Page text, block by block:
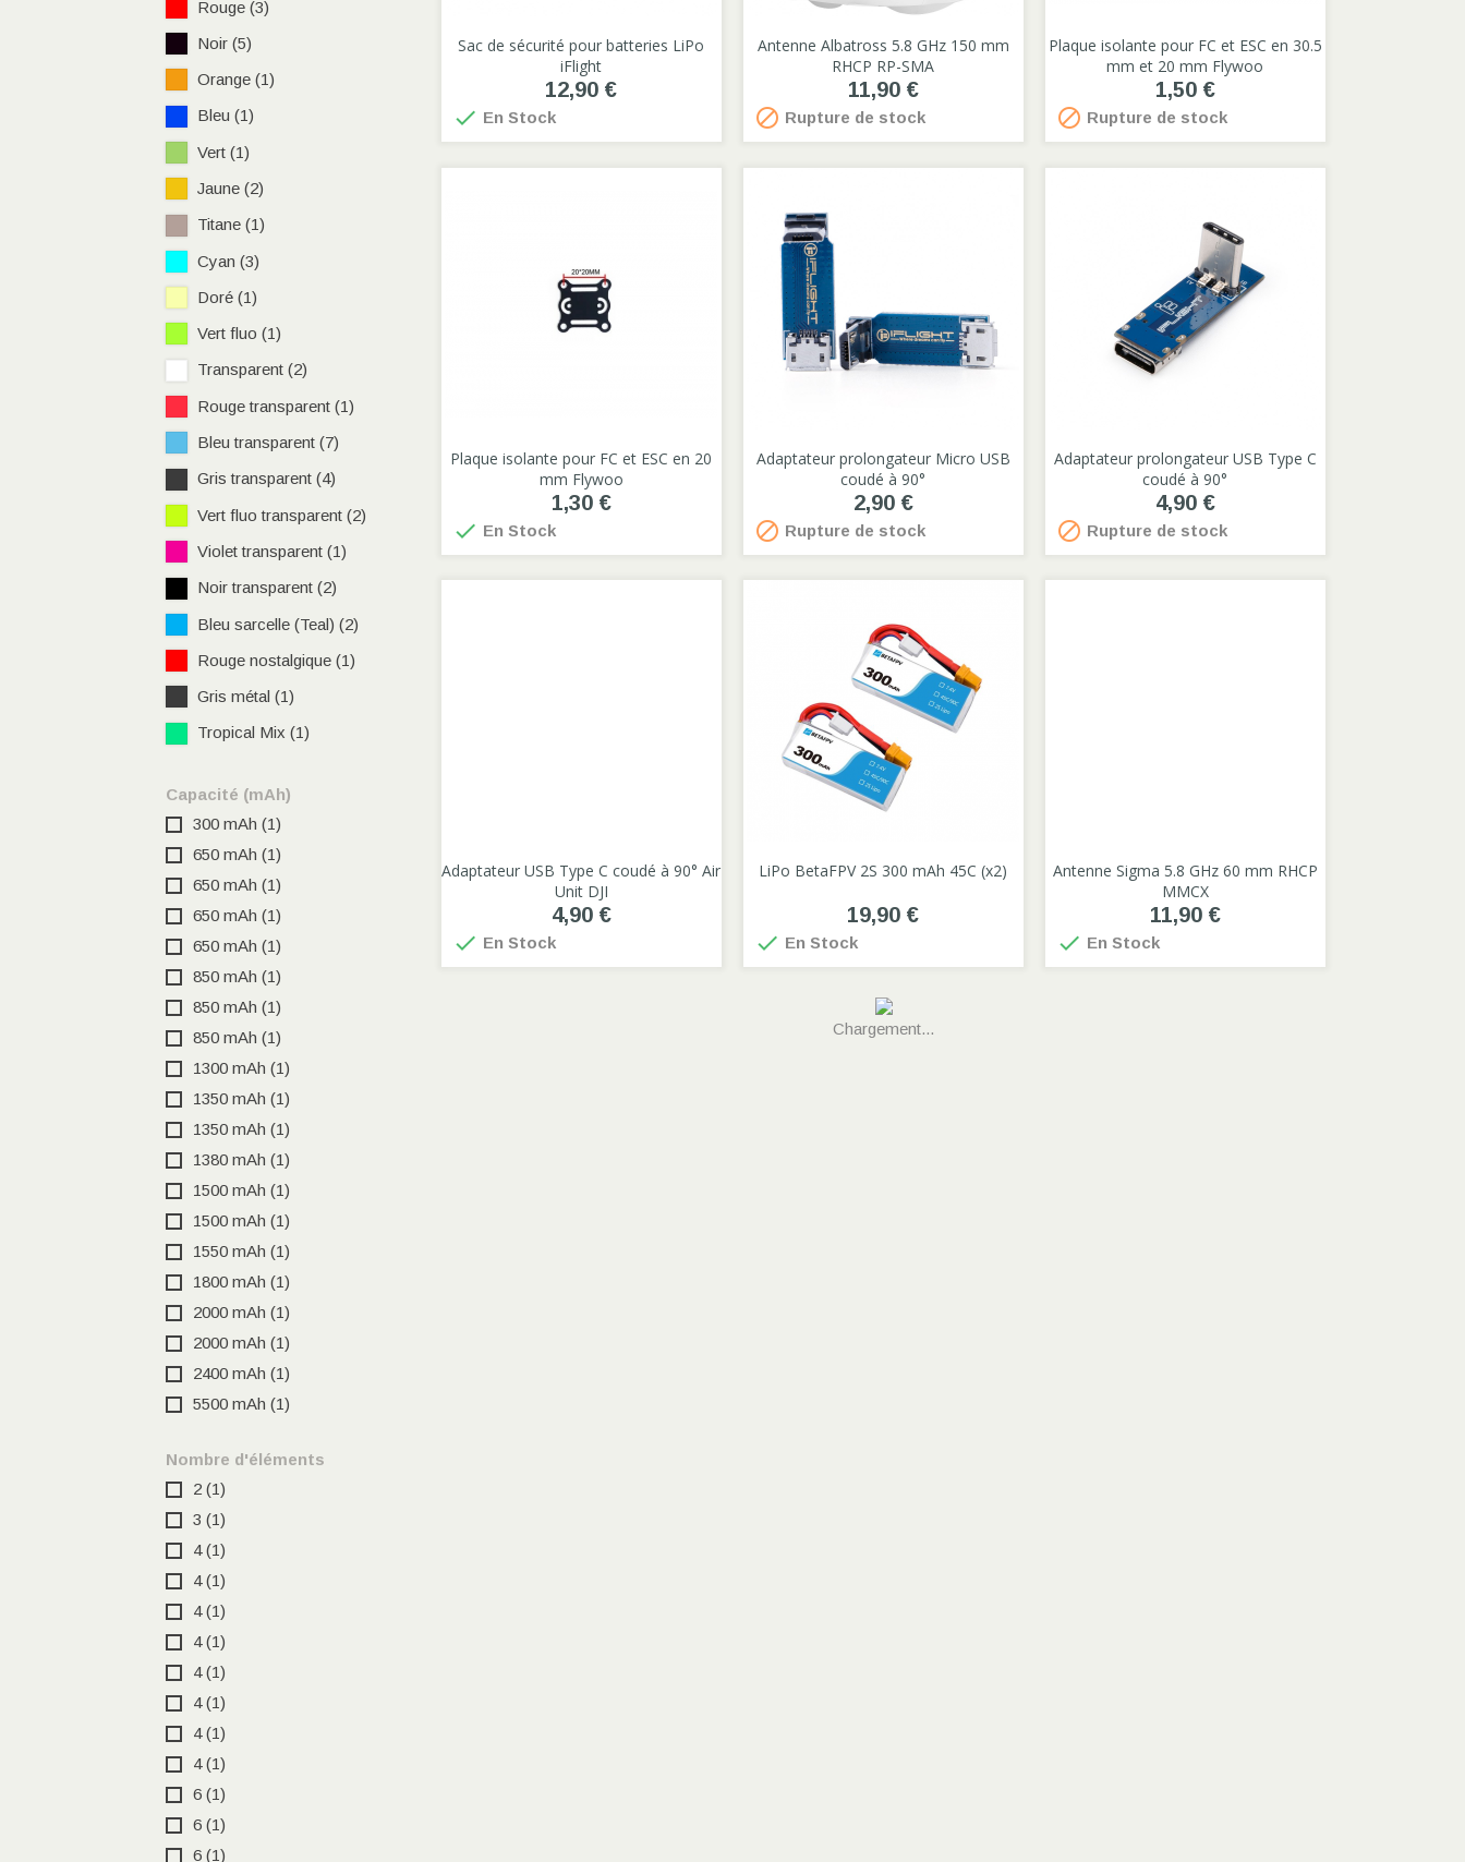
Rouge (3)
Noir (5)
Orange (1)
Bleu (1)
Vert (1)
Jaune (2)
Titane (1)
Cyan (3)
Doré (1)
Vert fluo (1)
Transparent (2)
Rouge transparent (1)
Bleu transparent (7)
Gris transparent (4)
Vert fluo transparent (2)
Violet transparent (1)
Noir transparent (2)
Bleu sarcelle (Teal) (2)
Rouge nostalgique (1)
Gris métal (1)
Tropical Mix (1)
Capacité (mAh)
300 mAh (1)
650 mAh (1)
650 mAh (1)
650 mAh (1)
650 mAh (1)
850 mAh (1)
850 mAh (1)
850 mAh (1)
1300 mAh (1)
1350 mAh (1)
1350 mAh (1)
1380 mAh (1)
1500 mAh (1)
1500 mAh (1)
1550 mAh (1)
1800 mAh (1)
2000 mAh (1)
2000 mAh (1)
2400 mAh (1)
5500 mAh (1)
Nombre d'éléments
2 (1)
3 (1)
4(1)
4(1)
4(1)
4(1)
4(1)
4(1)
4(1)
4(1)
6 (1)
6 (1)
6 (1)

Sac de sécurité pour batteries LiPo
iFlight
12,90 €
 En Stock

Antenne Albatross 5.8 GHz 150 mm
RHCP RP-SMA
11,90 €
 Rupture de stock

Plaque isolante pour FC et ESC en 30.5
mm et 20 mm Flywoo
1,50 €
 Rupture de stock

Plaque isolante pour FC et ESC en 20
mm Flywoo
1,30 €
 En Stock

Adaptateur prolongateur Micro USB
coudé à 90°
2,90 €
 Rupture de stock

Adaptateur prolongateur USB Type C
coudé à 90°
4,90 €
 Rupture de stock

Adaptateur USB Type C coudé à 90° Air
Unit DJI
4,90 €
 En Stock

LiPo BetaFPV 2S 300 mAh 45C (x2)
19,90 €
 En Stock

Antenne Sigma 5.8 GHz 60 mm RHCP
MMCX
11,90 €
 En Stock
Chargement...